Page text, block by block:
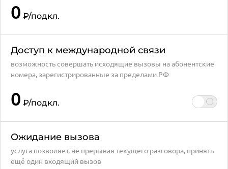
0 ₽/подкл.
Доступ к международной связи
возможность совершать исходящие вызовы на абонентские
номера, зарегистрированные за пределами РФ
0 ₽/подкл.
Ожидание вызова
услуга позволяет, не прерывая текущего разговора, принять
ещё один входящий вызов